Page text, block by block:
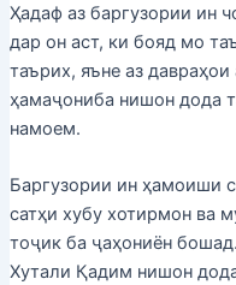
Ҳадаф аз баргузории ин
дар он аст, ки бояд мо
таърих, яъне аз
ҳамаҷониба нишон дода
намоем.
Баргузории ин ҳамоиши
сатҳи хубу хотирмон ва
тоҷик ба ҷаҳониён
Хутали Қадим нишон